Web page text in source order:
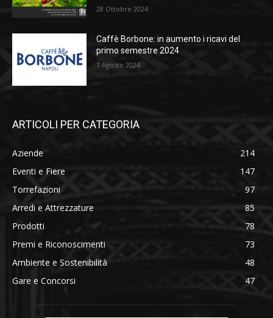
28 Ottobre 2024
Caffè Borbone: in aumento i ricavi del
primo semestre 2024
1 Agosto 2024
ARTICOLI PER CATEGORIA
Aziende
214
Eventi e Fiere
147
Torrefazioni
97
Arredi e Attrezzature
85
Prodotti
78
Premi e Riconoscimenti
73
Ambiente e Sostenibilità
48
Gare e Concorsi
47